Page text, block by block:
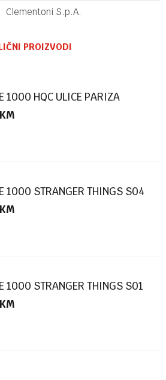
Clementoni S.p.A.
PROIZVODI
1000 HQC ULICE PARIZA
KM
1000 STRANGER THINGS S04
KM
1000 STRANGER THINGS S01
KM